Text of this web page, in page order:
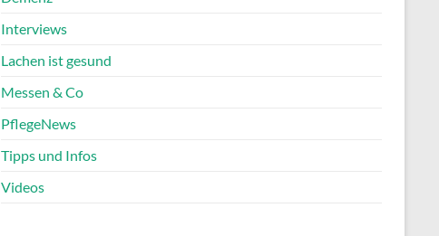
Interviews
Lachen ist gesund
Messen & Co
PflegeNews
Tipps und Infos
Videos